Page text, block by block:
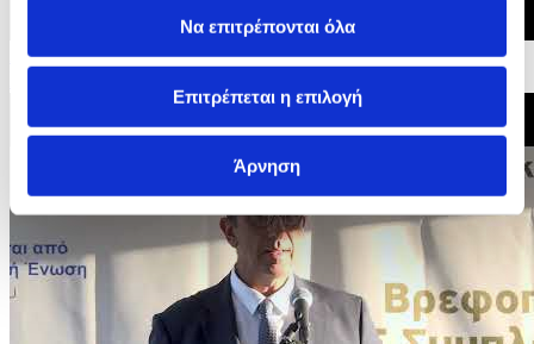
Να επιτρέπονται όλα
Επιτρέπεται η επιλογή
Άρνηση
28/07/2026 10:02